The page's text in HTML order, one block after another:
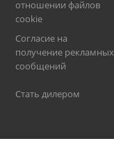
отношении файлов
cookie
Согласие на
получение рекламных
сообщений
Стать дилером